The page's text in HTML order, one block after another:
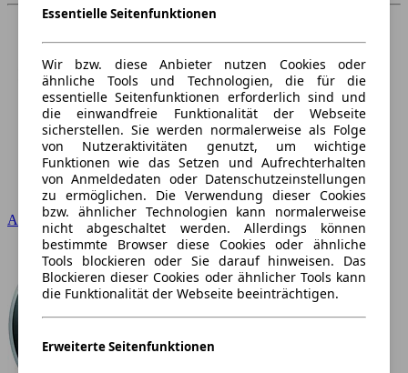
Audi
Essentielle Seitenfunktionen
Wir bzw. diese Anbieter nutzen Cookies oder
ähnliche Tools und Technologien, die für die
essentielle Seitenfunktionen erforderlich sind und
die einwandfreie Funktionalität der Webseite
sicherstellen. Sie werden normalerweise als Folge
von Nutzeraktivitäten genutzt, um wichtige
Funktionen wie das Setzen und Aufrechterhalten
von Anmeldedaten oder Datenschutzeinstellungen
zu ermöglichen. Die Verwendung dieser Cookies
bzw. ähnlicher Technologien kann normalerweise
nicht abgeschaltet werden. Allerdings können
bestimmte Browser diese Cookies oder ähnliche
Tools blockieren oder Sie darauf hinweisen. Das
Blockieren dieser Cookies oder ähnlicher Tools kann
die Funktionalität der Webseite beeinträchtigen.
Erweiterte Seitenfunktionen